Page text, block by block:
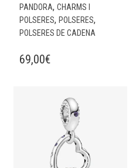
PANDORA, CHARMS I
POLSERES, POLSERES,
POLSERES DE CADENA
69,00€